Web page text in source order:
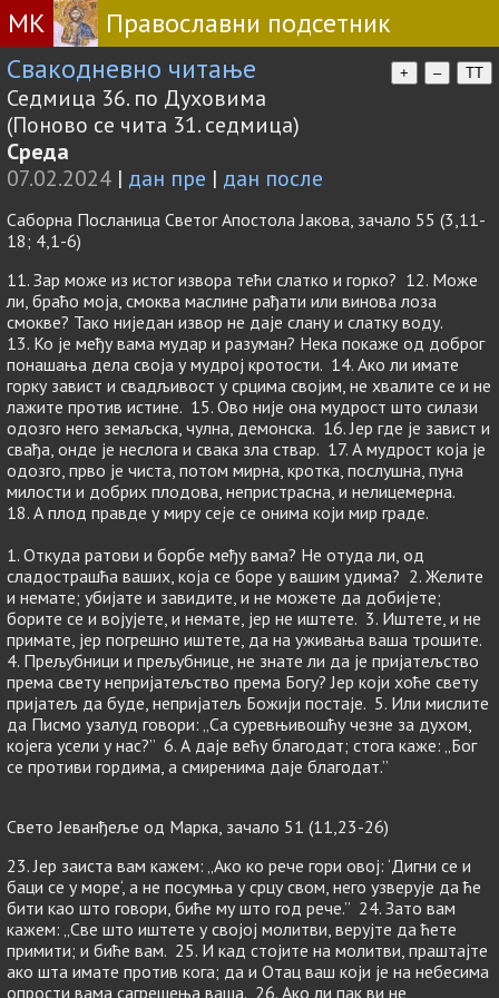
МК
Православни подсетник
Свакодневно читање
+ – TT
Седмица 36. по Духовима
(Поново се чита 31. седмица)
Среда
07.02.2024 | дан пре | дан после
Саборна Посланица Светог Апостола Јакова, зачало 55 (3,11-
18; 4,1-6)
11. Зар може из истог извора тећи слатко и горко? 12. Може
ли, браћо моја, смоква маслине рађати или винова лоза
смокве? Тако ниједан извор не даје слану и слатку воду.
13. Ко је међу вама мудар и разуман? Нека покаже од доброг
понашања дела своја у мудрој кротости. 14. Ако ли имате
горку завист и свадљивост у срцима својим, не хвалите се и не
лажите против истине. 15. Ово није она мудрост што силази
одозго него земаљска, чулна, демонска. 16. Јер где је завист и
свађа, онде је неслога и свака зла ствар. 17. А мудрост која је
одозго, прво је чиста, потом мирна, кротка, послушна, пуна
милости и добрих плодова, непристрасна, и нелицемерна.
18. А плод правде у миру сеје се онима који мир граде.
1. Откуда ратови и борбе међу вама? Не отуда ли, од
сладострашћа ваших, која се боре у вашим удима? 2. Желите
и немате; убијате и завидите, и не можете да добијете;
борите се и војујете, и немате, јер не иштете. 3. Иштете, и не
примате, јер погрешно иштете, да на уживања ваша трошите.
4. Прељубници и прељубнице, не знате ли да је пријатељство
према свету непријатељство према Богу? Јер који хоће свету
пријатељ да буде, непријатељ Божији постаје. 5. Или мислите
да Писмо узалуд говори: „Са суревњивошћу чезне за духом,
којега усели у нас?” 6. А даје већу благодат; стога каже: „Бог
се противи гордима, а смиренима даје благодат.”
Свето Јеванђеље од Марка, зачало 51 (11,23-26)
23. Јер заиста вам кажем: „Ако ко рече гори овој: ‘Дигни се и
баци се у море‘, а не посумња у срцу свом, него узверује да ће
бити као што говори, биће му што год рече.” 24. Зато вам
кажем: „Све што иштете у својој молитви, верујте да ћете
примити; и биће вам. 25. И кад стојите на молитви, праштајте
ако шта имате против кога; да и Отац ваш који је на небесима
опрости вама сагрешења ваша. 26. Ако ли пак ви не